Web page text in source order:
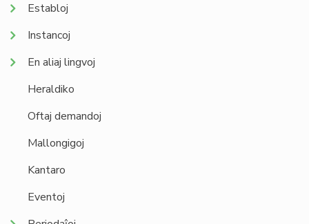
Establoj
Instancoj
En aliaj lingvoj
Heraldiko
Oftaj demandoj
Mallongigoj
Kantaro
Eventoj